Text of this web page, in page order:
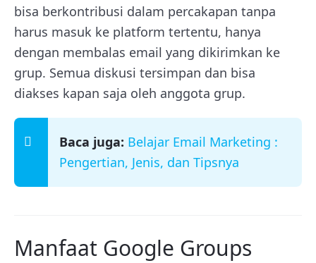
bisa berkontribusi dalam percakapan tanpa
harus masuk ke platform tertentu, hanya
dengan membalas email yang dikirimkan ke
grup. Semua diskusi tersimpan dan bisa
diakses kapan saja oleh anggota grup.
Baca juga: Belajar Email Marketing :
Pengertian, Jenis, dan Tipsnya
Manfaat Google Groups